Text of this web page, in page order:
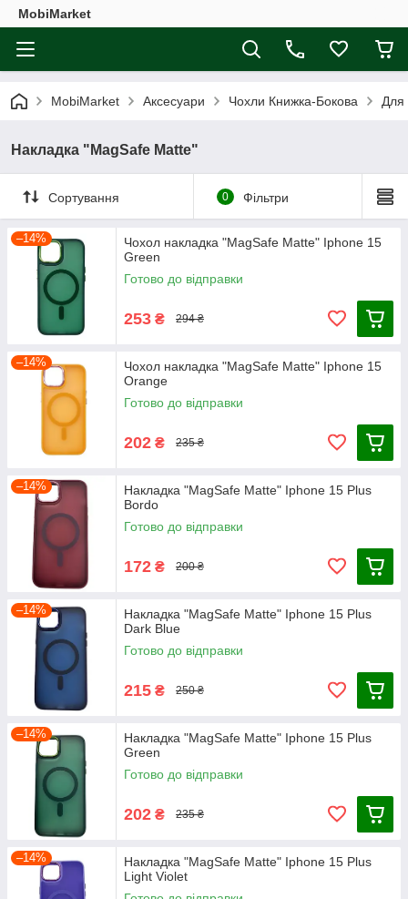
MobiMarket
MobiMarket Аксесуари Чохли Книжка-Бокова Для
Накладка "MagSafe Matte"
Сортування 0 Фільтри
–14%
Чохол накладка "MagSafe Matte" Iphone 15
Green
Готово до відправки
253 ₴ 294 ₴
–14%
Чохол накладка "MagSafe Matte" Iphone 15
Orange
Готово до відправки
202 ₴ 235 ₴
–14%
Накладка "MagSafe Matte" Iphone 15 Plus
Bordo
Готово до відправки
172 ₴ 200 ₴
–14%
Накладка "MagSafe Matte" Iphone 15 Plus
Dark Blue
Готово до відправки
215 ₴ 250 ₴
–14%
Накладка "MagSafe Matte" Iphone 15 Plus
Green
Готово до відправки
202 ₴ 235 ₴
–14%
Накладка "MagSafe Matte" Iphone 15 Plus
Light Violet